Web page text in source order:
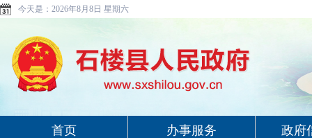
今天是： 2026年8月8日 星期六
首页 办事服务 政府